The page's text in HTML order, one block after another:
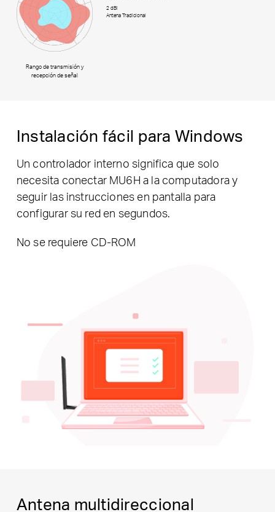
Rango de transmisión y
recepción de señal
2 dBi
Antena Tradicional
Instalación fácil para Windows
Un controlador interno significa que solo
necesita conectar MU6H a la computadora y
seguir las instrucciones en pantalla para
configurar su red en segundos.
No se requiere CD-ROM
Antena multidireccional